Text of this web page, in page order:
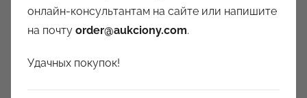
онлайн-консультантам на сайте или напишите
на почту order@aukciony.com.
Удачных покупок!